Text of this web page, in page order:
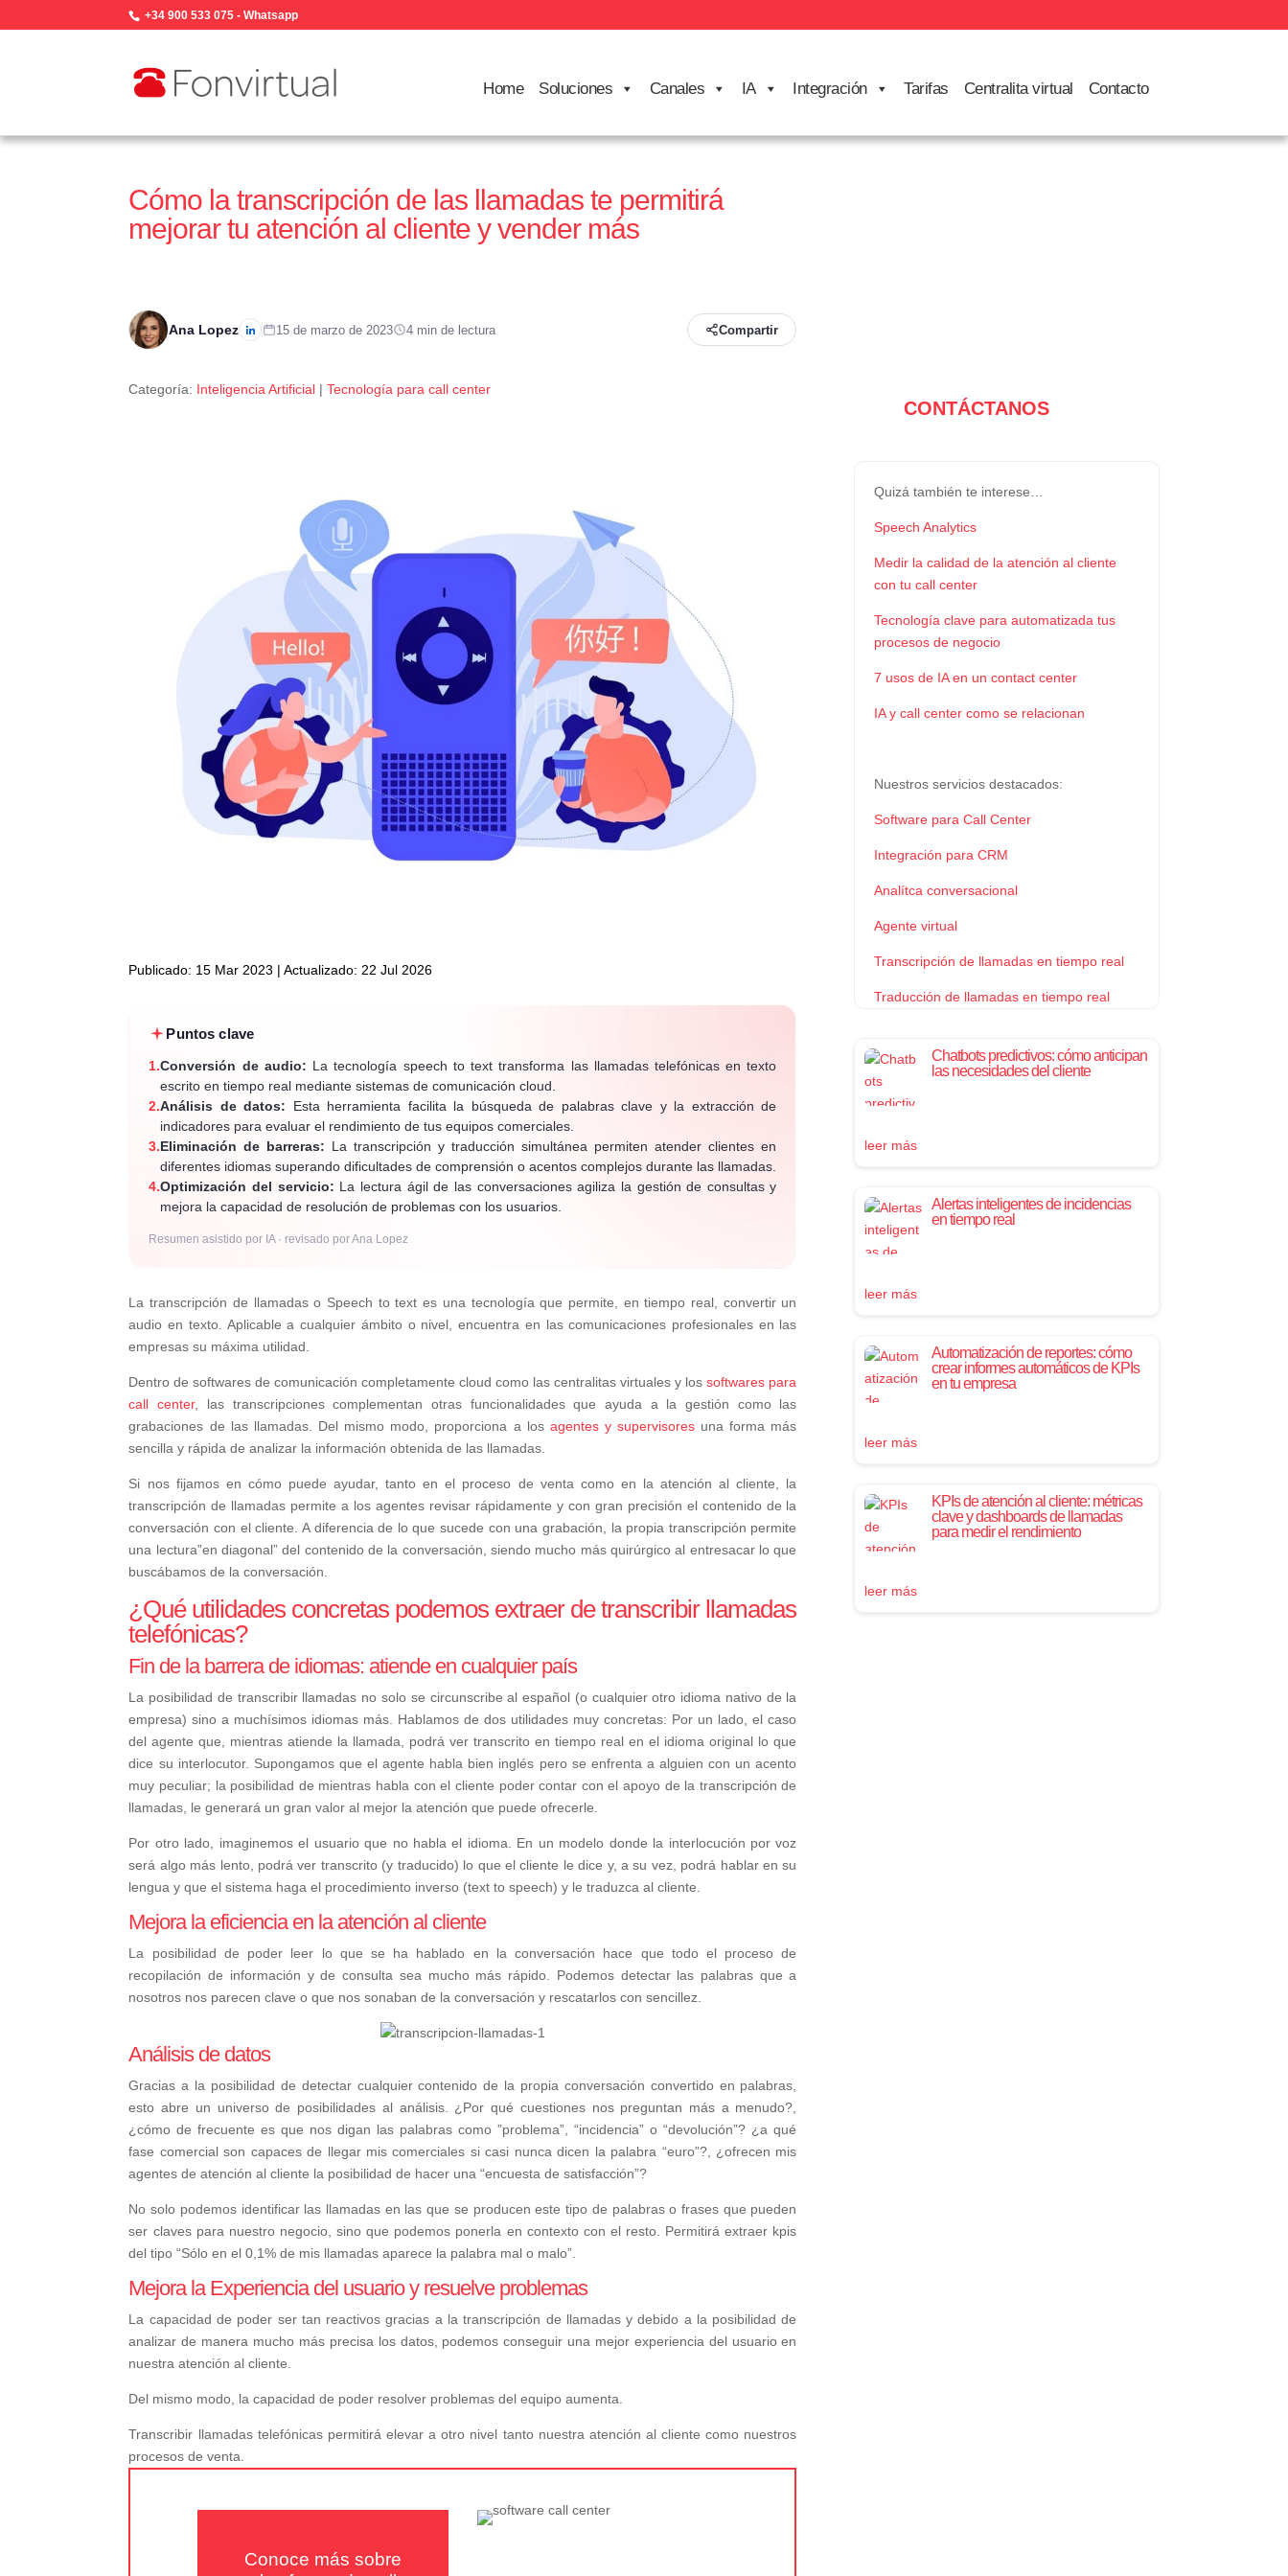
+34 900 533 075 -Whatsapp
Home Soluciones Canales IA Integración Tarifas Centralita virtual Contacto
Cómo la transcripción de las llamadas te permitirá
mejorar tu atención al cliente y vender más
Ana Lopez 15 de marzo de 2023 4 min de lectura Compartir
Categoría: Inteligencia Artificial |Tecnología para call center
Publicado: 15 Mar 2023 | Actualizado: 22 Jul 2026
Puntos clave
1.Conversión de audio: La tecnología speech to text transforma las llamadas telefónicas en texto
escrito en tiempo real mediante sistemas de comunicación cloud.
2.Análisis de datos: Esta herramienta facilita la búsqueda de palabras clave y la extracción de
indicadores para evaluar el rendimiento de tus equipos comerciales.
3.Eliminación de barreras: La transcripción y traducción simultánea permiten atender clientes en
diferentes idiomas superando dificultades de comprensión o acentos complejos durante las llamadas.
4.Optimización del servicio: La lectura ágil de las conversaciones agiliza la gestión de consultas y
mejora la capacidad de resolución de problemas con los usuarios.
Resumen asistido por IA · revisado por Ana Lopez
La transcripción de llamadas o Speech to text es una tecnología que permite, en tiempo real, convertir un
audio en texto. Aplicable a cualquier ámbito o nivel, encuentra en las comunicaciones profesionales en las
empresas su máxima utilidad.
Dentro de softwares de comunicación completamente cloud como las centralitas virtuales y lossoftwares para
call center, las transcripciones complementan otras funcionalidades que ayuda a la gestión como las
grabaciones de las llamadas. Del mismo modo, proporciona a los agentes y supervisores una forma más
sencilla y rápida de analizar la información obtenida de las llamadas.
Si nos fijamos en cómo puede ayudar, tanto en el proceso de venta como en la atención al cliente, la
transcripción de llamadas permite a los agentes revisar rápidamente y con gran precisión el contenido de la
conversación con el cliente. A diferencia de lo que sucede con una grabación, la propia transcripción permite
una lectura”en diagonal” del contenido de la conversación, siendo mucho más quirúrgico al entresacar lo que
buscábamos de la conversación.
¿Qué utilidades concretas podemos extraer de transcribir llamadas
telefónicas?
Fin de la barrera de idiomas: atiende en cualquier país
La posibilidad de transcribir llamadas no solo se circunscribe al español (o cualquier otro idioma nativo de la
empresa) sino a muchísimos idiomas más. Hablamos de dos utilidades muy concretas: Por un lado, el caso
del agente que, mientras atiende la llamada, podrá ver transcrito en tiempo real en el idioma original lo que
dice su interlocutor. Supongamos que el agente habla bien inglés pero se enfrenta a alguien con un acento
muy peculiar; la posibilidad de mientras habla con el cliente poder contar con el apoyo de la transcripción de
llamadas, le generará un gran valor al mejor la atención que puede ofrecerle.
Por otro lado, imaginemos el usuario que no habla el idioma. En un modelo donde la interlocución por voz
será algo más lento, podrá ver transcrito (y traducido) lo que el cliente le dice y, a su vez, podrá hablar en su
lengua y que el sistema haga el procedimiento inverso (text to speech) y le traduzca al cliente.
Mejora la eficiencia en la atención al cliente
La posibilidad de poder leer lo que se ha hablado en la conversación hace que todo el proceso de
recopilación de información y de consulta sea mucho más rápido. Podemos detectar las palabras que a
nosotros nos parecen clave o que nos sonaban de la conversación y rescatarlos con sencillez.
Análisis de datos
Gracias a la posibilidad de detectar cualquier contenido de la propia conversación convertido en palabras,
esto abre un universo de posibilidades al análisis. ¿Por qué cuestiones nos preguntan más a menudo?,
¿cómo de frecuente es que nos digan las palabras como ”problema”, “incidencia” o “devolución”? ¿a qué
fase comercial son capaces de llegar mis comerciales si casi nunca dicen la palabra “euro”?, ¿ofrecen mis
agentes de atención al cliente la posibilidad de hacer una “encuesta de satisfacción”?
No solo podemos identificar las llamadas en las que se producen este tipo de palabras o frases que pueden
ser claves para nuestro negocio, sino que podemos ponerla en contexto con el resto. Permitirá extraer kpis
del tipo “Sólo en el 0,1% de mis llamadas aparece la palabra mal o malo”.
Mejora la Experiencia del usuario y resuelve problemas
La capacidad de poder ser tan reactivos gracias a la transcripción de llamadas y debido a la posibilidad de
analizar de manera mucho más precisa los datos, podemos conseguir una mejor experiencia del usuario en
nuestra atención al cliente.
Del mismo modo, la capacidad de poder resolver problemas del equipo aumenta.
Transcribir llamadas telefónicas permitirá elevar a otro nivel tanto nuestra atención al cliente como nuestros
procesos de venta.
Conoce más sobre
CONTÁCTANOS
Quizá también te interese…
Speech Analytics
Medir la calidad de la atención al cliente
con tu call center
Tecnología clave para automatizada tus
procesos de negocio
7 usos de IA en un contact center
IA y call center como se relacionan
Nuestros servicios destacados:
Software para Call Center
Integración para CRM
Analítca conversacional
Agente virtual
Transcripción de llamadas en tiempo real
Traducción de llamadas en tiempo real
Chatbots predictivos: cómo anticipan
las necesidades del cliente
leer más
Alertas inteligentes de incidencias
en tiempo real
leer más
Automatización de reportes: cómo
crear informes automáticos de KPIs
en tu empresa
leer más
KPIs de atención al cliente: métricas
clave y dashboards de llamadas
para medir el rendimiento
leer más